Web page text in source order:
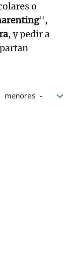
o
",
, y pedir a
menores